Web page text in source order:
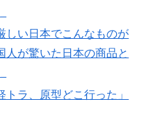
しい日本でこんなものが
人が驚いた日本の商品と
トラ、原型どこ行った」